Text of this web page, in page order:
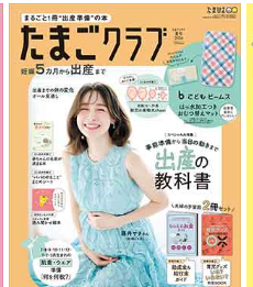
」
購入。股下のスナップボタンの
くいとのこと。生地が丈夫な
襟のデザインもキュート！長
もうれしいですね♪
ツやレギンスなどたく